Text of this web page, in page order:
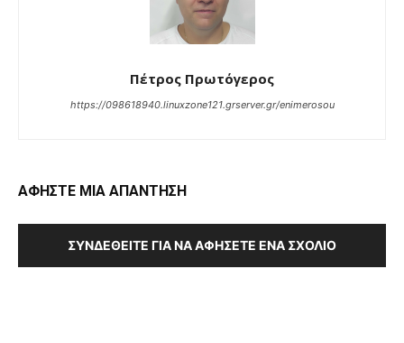
Πέτρος Πρωτόγερος
https://098618940.linuxzone121.grserver.gr/enimerosou
ΑΦΗΣΤΕ ΜΙΑ ΑΠΑΝΤΗΣΗ
ΣΥΝΔΕΘΕΊΤΕ ΓΙΑ ΝΑ ΑΦΉΣΕΤΕ ΈΝΑ ΣΧΌΛΙΟ